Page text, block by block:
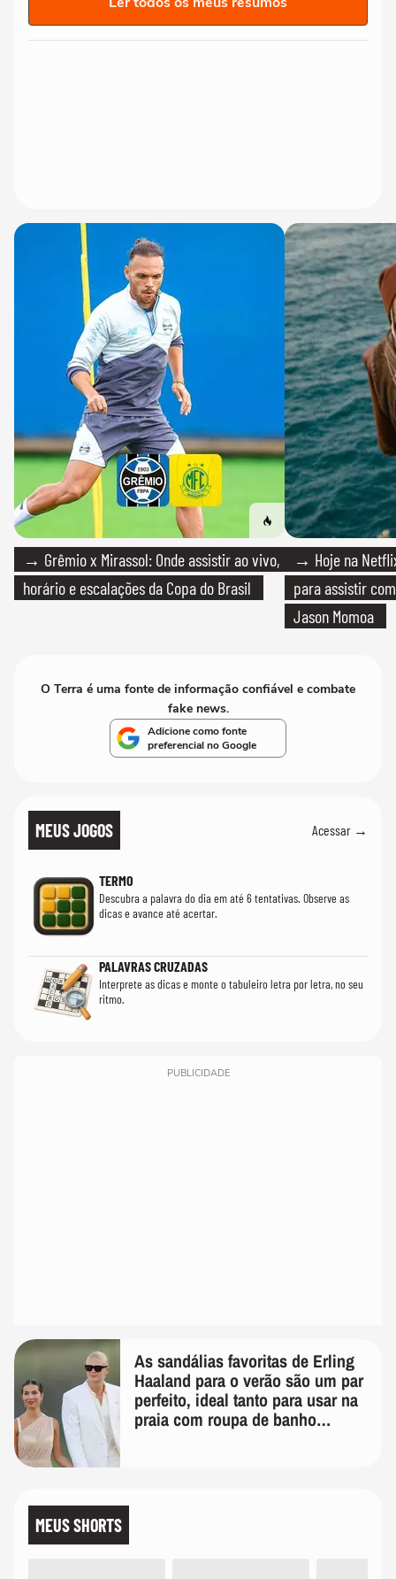
→ Grêmio x Mirassol: Onde assistir ao vivo,
horário e escalações da Copa do Brasil
→ Hoje na
para assistir
Jason Momoa
O Terra é uma fonte de informação confiável e combate
fake news.
Adicione como fonte
preferencial no Google
MEUS JOGOS Acessar →
TERMO
Descubra a palavra do dia em até 6 tentativas. Observe as
dicas e avance até acertar.
PALAVRAS CRUZADAS
Interprete as dicas e monte o tabuleiro letra por letra, no seu
ritmo.
PUBLICIDADE
As sandálias favoritas de Erling
Haaland para o verão são um par
perfeito, ideal tanto para usar na
praia com roupa de banho
MEUS SHORTS